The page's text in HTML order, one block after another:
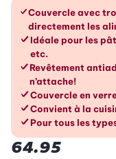
Les
Couvercle avec
directement les
Idéale pour les
etc.
Revêtement
n’attache!
Couvercle en
Convient à la
Pour tous les
64.95